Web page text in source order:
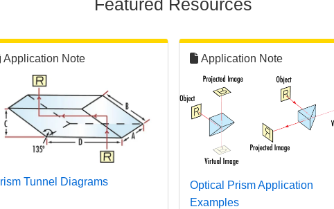
Application Note
Tunnel Diagrams
Application Note
Optical Prism Application
Examples